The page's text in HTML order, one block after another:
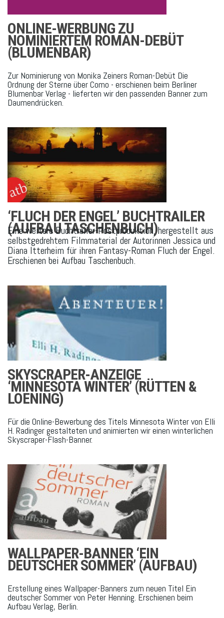
ONLINE-WERBUNG ZU
NOMINIERTEM ROMAN-DEBÜT
(BLUMENBAR)
Zur Nominierung von Monika Zeiners Roman-Debüt Die
Ordnung der Sterne über Como - erschienen beim Berliner
Blumenbar Verlag - lieferten wir den passenden Banner zum
Daumendrücken.
‘FLUCH DER ENGEL’ BUCHTRAILER
(AUFBAU TASCHENBUCH)
Eine weitere Buchtrailer-Postproduktion, hergestellt aus
selbstgedrehtem Filmmaterial der Autorinnen Jessica und
Diana Itterheim für ihren Fantasy-Roman Fluch der Engel.
Erschienen bei Aufbau Taschenbuch.
SKYSCRAPER-ANZEIGE
‘MINNESOTA WINTER’ (RÜTTEN &
LOENING)
Für die Online-Bewerbung des Titels Minnesota Winter von Elli
H. Radinger gestalteten und animierten wir einen winterlichen
Skyscraper-Flash-Banner.
WALLPAPER-BANNER ‘EIN
DEUTSCHER SOMMER’ (AUFBAU)
Erstellung eines Wallpaper-Banners zum neuen Titel Ein
deutscher Sommer von Peter Henning. Erschienen beim
Aufbau Verlag, Berlin.